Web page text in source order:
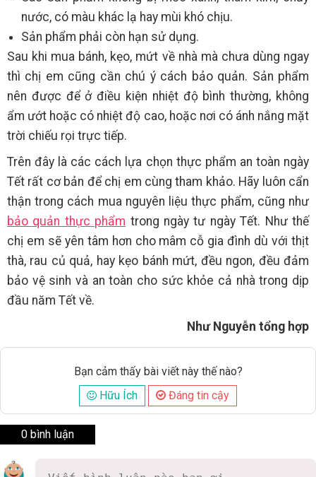
nước, có màu khác lạ hay mùi khó chịu.
Sản phẩm phải còn hạn sử dụng.
Sau khi mua bánh, kẹo, mứt về nhà mà chưa dùng ngay
thì chị em cũng cần chú ý cách bảo quản. Sản phẩm
nên được để ở điều kiện nhiệt độ bình thường, không
ẩm ướt hoặc có nhiệt độ cao, hoặc nơi có ánh nắng mặt
trời chiếu rọi trực tiếp.
Trên đây là các cách lựa chọn thực phẩm an toàn ngày
Tết rất cơ bản để chị em cùng tham khảo. Hãy luôn cẩn
thận trong cách mua nguyên liệu thực phẩm, cũng như
bảo quản thực phẩm trong ngày tư ngày Tết. Như thế
chị em sẽ yên tâm hơn cho mâm cỗ gia đình dù với thịt
thà, rau củ quả, hay kẹo bánh mứt, đều ngon, đều đảm
bảo vệ sinh và an toàn cho sức khỏe cả nhà trong dịp
đầu năm Tết về.
Như Nguyễn tổng hợp
Bạn cảm thấy bài viết này thế nào?
Hữu Ích
Đáng tin cậy
0 bình luận